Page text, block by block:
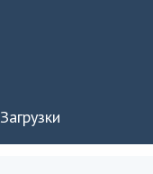
Загрузки